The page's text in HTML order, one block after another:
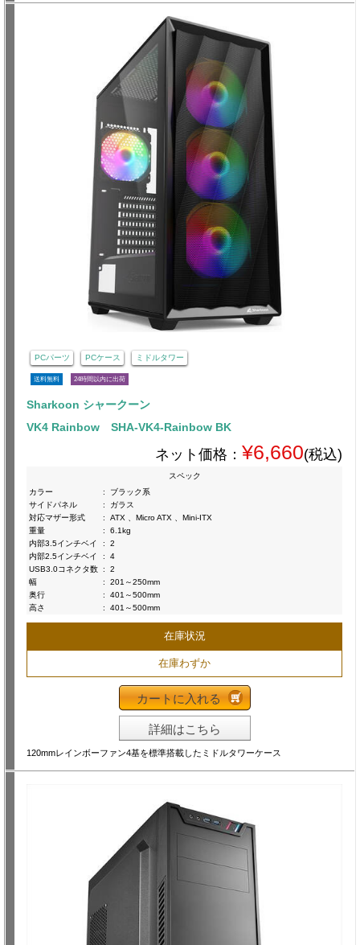
PCパーツ PCケース ミドルタワー
送料無料 24時間以内に出荷
Sharkoon シャークーン
VK4 Rainbow SHA-VK4-Rainbow BK
ネット価格： ¥6,660(税込)
スペック
カラー
:
ブラック系
サイドパネル
:
ガラス
対応マザー形式
:
ATX 、Micro ATX 、Mini-ITX
重量
:
6.1kg
内部3.5インチベイ
:
2
内部2.5インチベイ
:
4
USB3.0コネクタ数 :
2
幅
:
201～250mm
奥行
:
401～500mm
高さ
: 401～500mm
在庫状況
在庫わずか
カートに入れる
詳細はこちら
120mmレインボーファン4基を標準搭載したミドルタワーケース